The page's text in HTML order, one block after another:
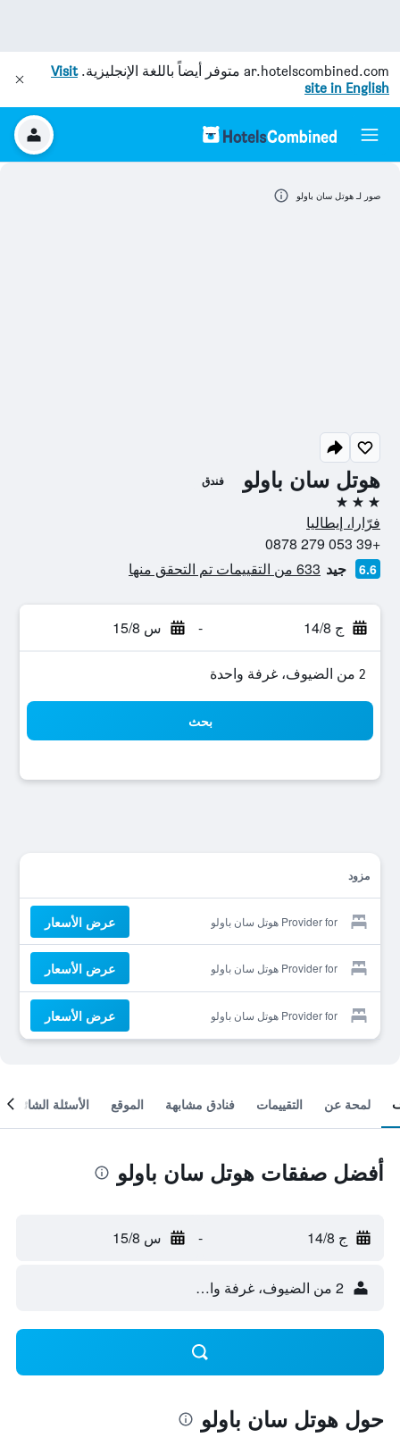
ar.hotelscombined.com متوفر أيضاً باللغة الإنجليزية.Visit
site in English
هوتل سان باولو فندق
3 نجوم
فرّارا، إيطاليا
+39 053 279 0878
6.6 جيد 633 من التقييمات تم التحقق منها
ج 14/8 - س 15/8
2 من الضيوف، غرفة واحدة
بحث
مزود
Provider for هوتل سان باولو عرض الأسعار
Provider for هوتل سان باولو عرض الأسعار
Provider for هوتل سان باولو عرض الأسعار
صور لـ هوتل سان باولو
لمحة عن التقييمات فنادق مشابهة الموقع الأسئلة الشائعة
أفضل صفقات هوتل سان باولو
ج 14/8 - س 15/8
2 من الضيوف، غرفة واحدة
حول هوتل سان باولو